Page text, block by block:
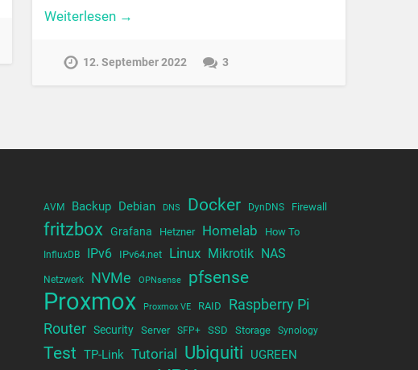
Weiterlesen →
12. September 2022 3
AVM Backup Debian DNS Docker DynDNS Firewall
fritzbox Grafana Hetzner Homelab How To
InfluxDB IPv6 IPv64.net Linux Mikrotik NAS
Netzwerk NVMe OPNsense pfsense
Proxmox Proxmox VE RAID
Raspberry Pi
Router Security Server SFP+ SSD Storage Synology
Test TP-Link Tutorial Ubiquiti UGREEN